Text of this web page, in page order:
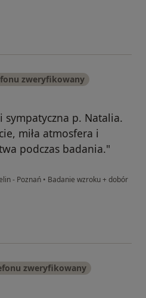
zweryfikowany
p. Natalia.
miła atmosfera i
podczas badania."
- Poznań • Badanie wzroku + dobór
zweryfikowany